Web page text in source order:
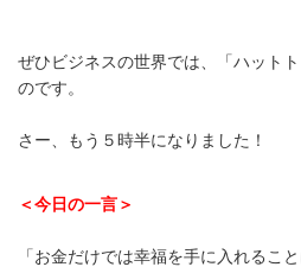
ぜひビジネスの世界では、「ハット
のです。
さー、もう５時半になりました！
＜今日の一言＞
「お金だけでは幸福を手に入れるこ